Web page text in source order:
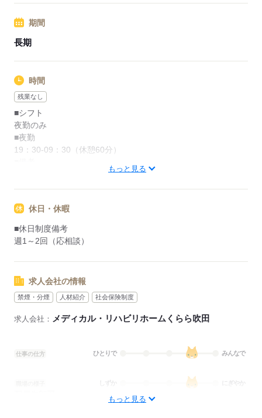
期間
長期
時間
残業なし
■シフト
夜勤のみ
■夜勤
19：30-09：30（休憩60分）
業務の状況によって開始・終了時間に変動あり
もっと見る
休日・休暇
■休日制度備考
週1～2回（応相談）
求人会社の情報
禁煙・分煙 人材紹介 社会保険制度
求人会社： メディカル・リハビリホームくらら吹田
仕事の仕方 ひとりで みんなで
にぎやか
もっと見る